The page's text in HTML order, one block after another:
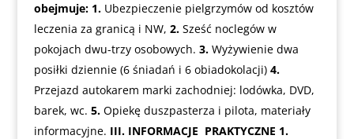
obejmuje: 1.Ubezpieczenie pielgrzymów od kosztów
leczenia za granicą i NW, 2.Sześć noclegów w
pokojach dwu-trzy osobowych. 3.Wyżywienie dwa
posiłki dziennie (6 śniadań i 6 obiadokolacji) 4.
Przejazd autokarem marki zachodniej: lodówka, DVD,
barek, wc. 5.Opiekę duszpasterza i pilota, materiały
informacyjne. III. INFORMACJE PRAKTYCZNE 1.